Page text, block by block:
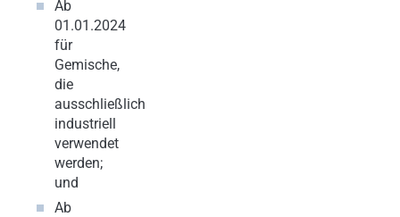
Ab
01.01.2024
für
Gemische,
die
ausschließlich
industriell
verwendet
werden;
und
Ab